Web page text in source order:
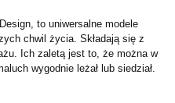
to uniwersalne modele
chwil życia. Składają się z
Ich zaletą jest to, że można w
wygodnie leżał lub siedział.